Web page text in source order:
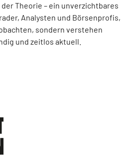
Theorie – ein unverzichtbares
Analysten und Börsenprofis,
sondern verstehen
und zeitlos aktuell.